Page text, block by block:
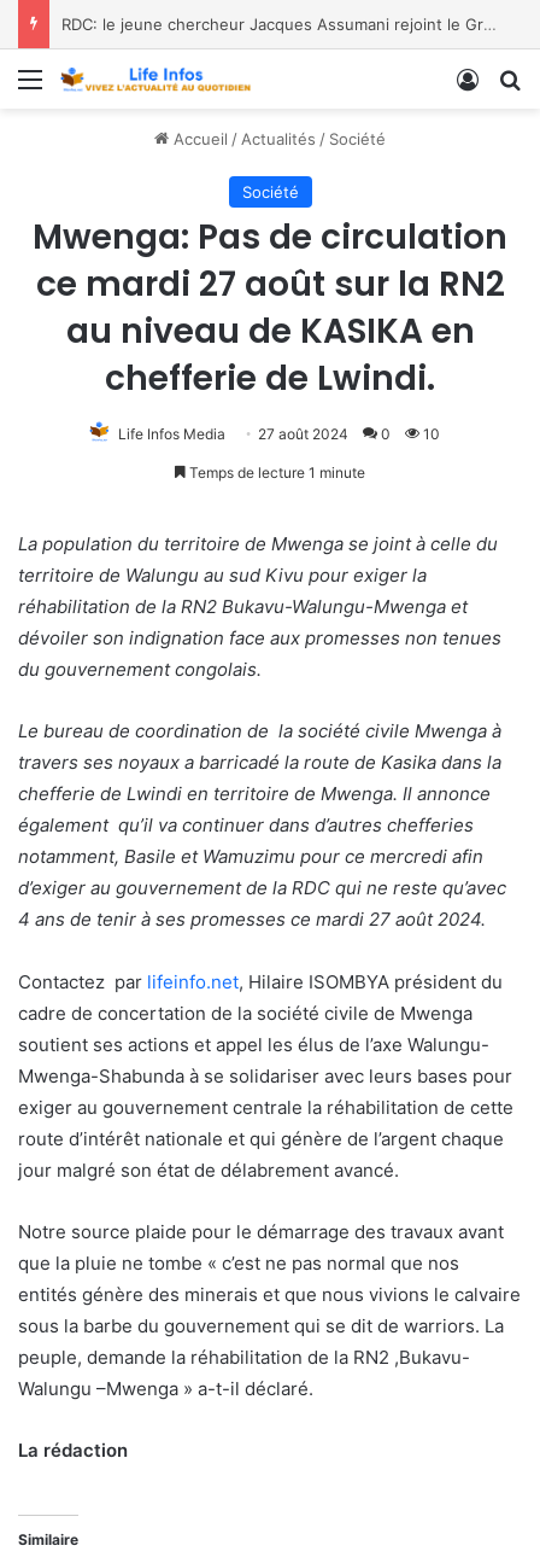
RDC: le jeune chercheur Jacques Assumani rejoint le Groupe de Spécialistes des Amphibiens de l’UICN
Menu
Accueil / Actualités / Société
Société
Mwenga: Pas de circulation
ce mardi 27 août sur la RN2
au niveau de KASIKA en
chefferie de Lwindi.
Life Infos Media 27 août 2024 0 10
Temps de lecture 1 minute
La population du territoire de Mwenga se joint à celle du
territoire de Walungu au sud Kivu pour exiger la
réhabilitation de la RN2 Bukavu-Walungu-Mwenga et
dévoiler son indignation face aux promesses non tenues
du gouvernement congolais.
Le bureau de coordination de la société civile Mwenga à
travers ses noyaux a barricadé la route de Kasika dans la
chefferie de Lwindi en territoire de Mwenga. Il annonce
également qu’il va continuer dans d’autres chefferies
notamment, Basile et Wamuzimu pour ce mercredi afin
d’exiger au gouvernement de la RDC qui ne reste qu’avec
4 ans de tenir à ses promesses ce mardi 27 août 2024.
Contactez par lifeinfo.net, Hilaire ISOMBYA président du
cadre de concertation de la société civile de Mwenga
soutient ses actions et appel les élus de l’axe Walungu-
Mwenga-Shabunda à se solidariser avec leurs bases pour
exiger au gouvernement centrale la réhabilitation de cette
route d’intérêt nationale et qui génère de l’argent chaque
jour malgré son état de délabrement avancé.
Notre source plaide pour le démarrage des travaux avant
que la pluie ne tombe « c’est ne pas normal que nos
entités génère des minerais et que nous vivions le calvaire
sous la barbe du gouvernement qui se dit de warriors. La
peuple, demande la réhabilitation de la RN2 ,Bukavu-
Walungu –Mwenga » a-t-il déclaré.
La rédaction
Similaire